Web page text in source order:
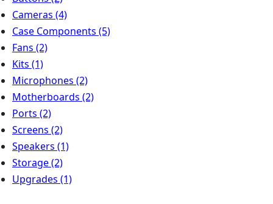
Cameras (4)
Case Components (5)
Fans (2)
Kits (1)
Microphones (2)
Motherboards (2)
Ports (2)
Screens (2)
Speakers (1)
Storage(2)
Upgrades (1)